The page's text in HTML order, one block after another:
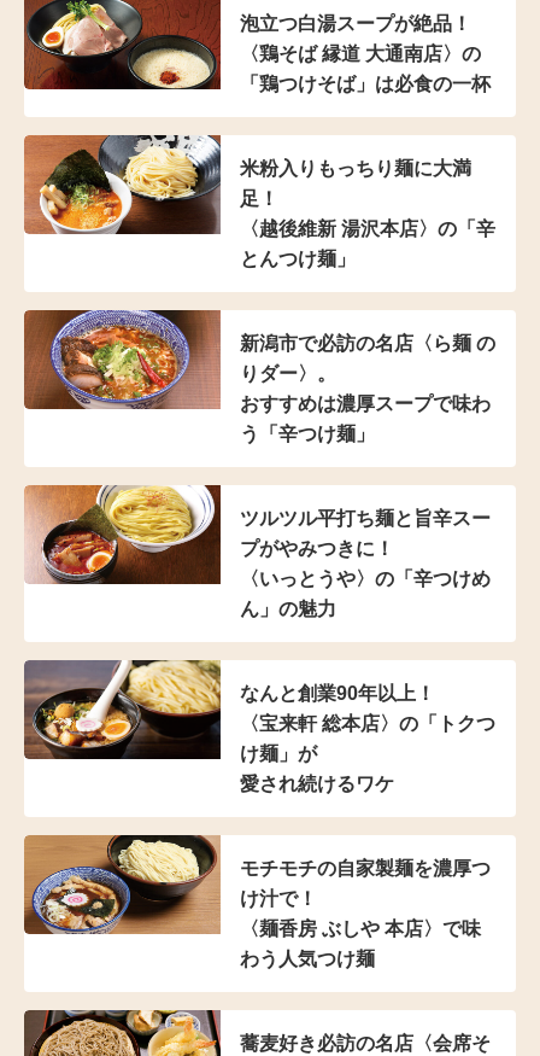
泡立つ白湯スープが絶品！
〈鶏そば 縁道 大通南店〉の
「鶏つけそば」は必食の一杯
米粉入り もっちり麺に大満
足！
〈越後維新 湯沢本店〉の 「辛
とんつけ麺」
新潟市で必訪の名店 〈ら麺 の
りダー〉。
おすすめは濃厚スープで味わ
う「辛つけ麺」
ツルツル平打ち麺と 旨辛スー
プがやみつきに！
〈いっとうや〉の 「辛つけめ
ん」の魅力
なんと創業90年以上！
〈宝来軒 総本店〉の 「トクつ
け麺」が
愛され続けるワケ
モチモチの自家製麺を濃厚つ
け汁で！
〈麺香房 ぶしや 本店〉 で味
わう人気つけ麺
蕎麦好き必訪の名店 〈会席そ